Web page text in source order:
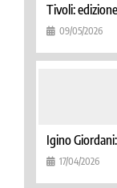
Tivoli:
09/05/2026
Igino
17/04/2026